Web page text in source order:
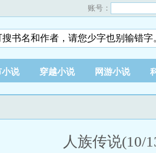
账号：
小说 穿越小说 网游小说
人族传说(10/